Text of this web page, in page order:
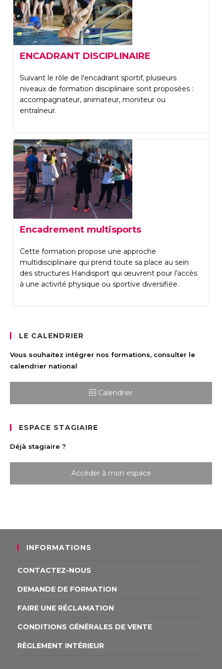
ENCADRANT DISCIPLINAIRE
Suivant le rôle de l'encadrant sportif, plusieurs
niveaux de formation disciplinaire sont proposées :
accompagnateur, animateur, moniteur ou
entraîneur.
Encadrement multisports
Cette formation propose une approche
multidisciplinaire qui prend toute sa place au sein
des structures Handisport qui œuvrent pour l’accès
à une activité physique ou sportive diversifiée.
LE CALENDRIER
Vous souhaitez intégrer nos formations, consulter le
calendrier national
Calendrier
ESPACE STAGIAIRE
Déjà stagiaire ?
Accéder à mon espace
INFORMATIONS
CONTACTEZ-NOUS
DEMANDE DE FORMATION
FAIRE UNE RÉCLAMATION
CONDITIONS GÉNÉRALES DE VENTE
RÈGLEMENT INTÉRIEUR